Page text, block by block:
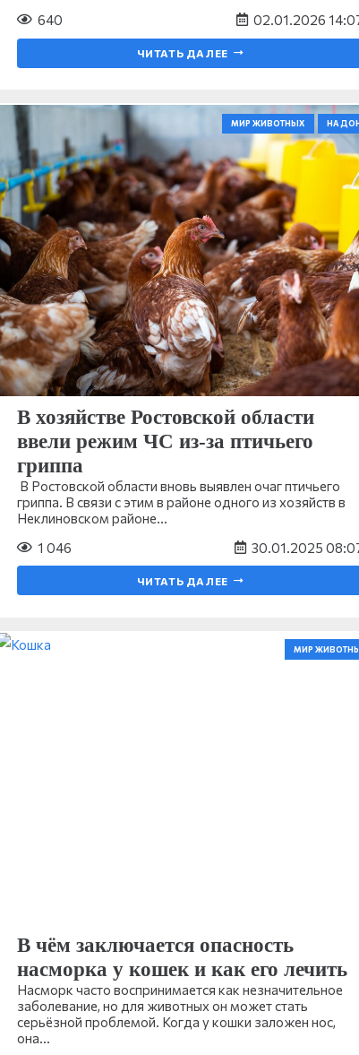
640 02.01.2026
ЧИТАТЬ ДАЛЕЕ
МИР ЖИВОТНЫХ НА
В хозяйстве Ростовской области
ввели режим ЧС из-за птичьего
гриппа
В Ростовской области вновь выявлен очаг птичьего
гриппа. В связи с этим в районе одного из хозяйств в
Неклиновском районе…
1 046
30.01.2025
ЧИТАТЬ ДАЛЕЕ
МИР
В чём заключается опасность
насморка у кошек и как его лечить
Насморк часто воспринимается как незначительное
заболевание, но для животных он может стать
серьёзной проблемой. Когда у кошки заложен нос,
она…